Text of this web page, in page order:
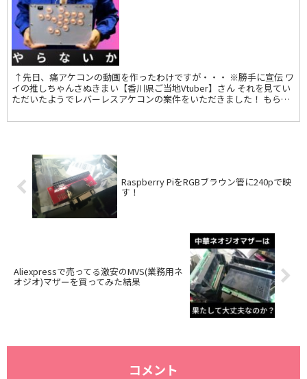
↑先日、痛アケコンの動画を作ったわけですが・・・ ※勝手に宣伝 ワ
イの推しちゃんさぬきまい【香川県ご当地Vtuber】さん それを見てい
ただいたようでレバーレスアケコンの案件をいただきました！ もらっ
Raspberry PiをRGBブラウン管に240pで映
す！
Aliexpressで売ってる激安のMVS(業務用ネ
オジオ)マザーを買ってみた結果
コメント